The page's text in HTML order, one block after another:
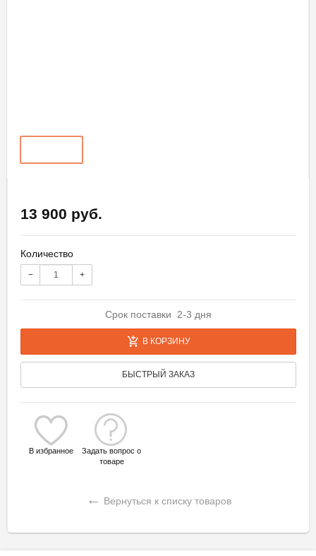
13 900 руб.
Количество
− +
Срок поставки 2-3 дня
В КОРЗИНУ
БЫСТРЫЙ ЗАКАЗ
В избранное
Задать вопрос о
товаре
← Вернуться к списку товаров